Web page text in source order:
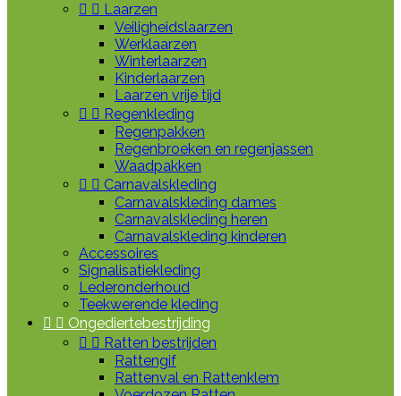
  Laarzen
Veiligheidslaarzen
Werklaarzen
Winterlaarzen
Kinderlaarzen
Laarzen vrije tijd
  Regenkleding
Regenpakken
Regenbroeken en regenjassen
Waadpakken
  Carnavalskleding
Carnavalskleding dames
Carnavalskleding heren
Carnavalskleding kinderen
Accessoires
Signalisatiekleding
Lederonderhoud
Teekwerende kleding
  Ongediertebestrijding
  Ratten bestrijden
Rattengif
Rattenval en Rattenklem